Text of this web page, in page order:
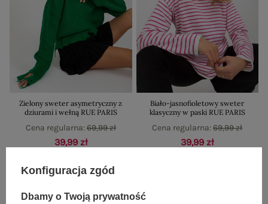
Zielony sweter asymetryczny z
dziurami i wełną RUE PARIS
39,99 zł
Cena regularna:69,99 zł
Biało-jasnofioletowy sweter
klasyczny w paski RUE PARIS
39,99 zł
Cena regularna:69,99 zł
Konfiguracja zgód
Dbamy o Twoją prywatność